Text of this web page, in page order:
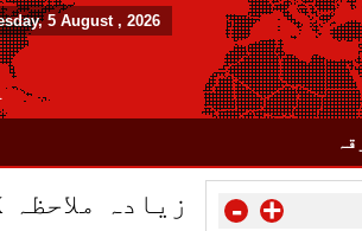
5 August , 2026
- +
زیادہ